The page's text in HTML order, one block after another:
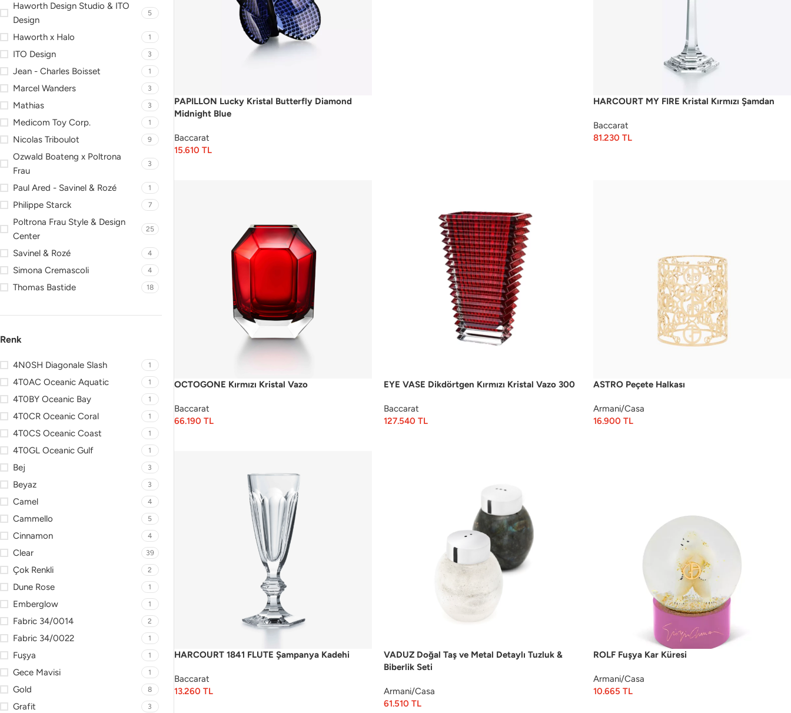
Haworth Design Studio & ITO
Design
5
Haworth x Halo 1
ITO Design 3
Jean - Charles Boisset 1
Marcel Wanders 3
Mathias 3
Medicom Toy Corp. 1
Nicolas Triboulot 9
Ozwald Boateng x Poltrona
Frau
3
Paul Ared - Savinel & Rozé 1
Philippe Starck 7
Poltrona Frau Style & Design
Center
25
Savinel & Rozé 4
Simona Cremascoli 4
Thomas Bastide 18
Renk
4N0SH Diagonale Slash 1
4T0AC Oceanic Aquatic 1
4T0BY Oceanic Bay 1
4T0CR Oceanic Coral 1
4T0CS Oceanic Coast 1
4T0GL Oceanic Gulf 1
Bej 3
Beyaz 3
Camel 4
Cammello 5
Cinnamon 4
Clear 39
Çok Renkli 2
Dune Rose 1
Emberglow 1
Fabric 34/0014 2
Fabric 34/0022 1
Fuşya 1
Gece Mavisi 1
Gold 8
Grafit 3
PAPILLON Lucky Kristal Butterfly Diamond
Midnight Blue
Baccarat
15.610 TL
HARCOURT MY FIRE Kristal Kırmızı Şamdan
Baccarat
81.230 TL
OCTOGONE Kırmızı Kristal Vazo
Baccarat
66.190 TL
EYE VASE Dikdörtgen Kırmızı Kristal Vazo 300
Baccarat
127.540 TL
ASTRO Peçete Halkası
Armani/Casa
16.900 TL
HARCOURT 1841 FLUTE Şampanya Kadehi
Baccarat
13.260 TL
VADUZ Doğal Taş ve Metal Detaylı Tuzluk &
Biberlik Seti
Armani/Casa
61.510 TL
ROLF Fuşya Kar Küresi
Armani/Casa
10.665 TL